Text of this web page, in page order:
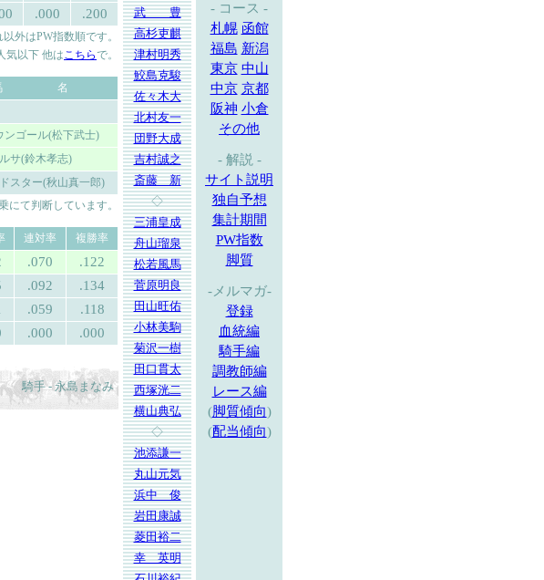
.000 .200
外はPW指数順です。
気以下 他はこちらで。
名
ンゴール(松下武士)
サ(鈴木孝志)
スター(秋山真一郎)
て判断しています。
連対率
複勝率
.070 .122
.092 .134
.059 .118
.000 .000
騎手 - 永島まなみ
武 豊
高杉吏麒
津村明秀
鮫島克駿
佐々木大
北村友一
団野大成
吉村誠之
斎藤 新
◇
三浦皇成
舟山瑠泉
松若風馬
菅原明良
田山旺佑
小林美駒
菊沢一樹
田口貫太
西塚洸二
横山典弘
◇
池添謙一
丸山元気
浜中 俊
岩田康誠
菱田裕二
幸 英明
- コース -
札幌 函館
福島 新潟
東京 中山
中京 京都
阪神 小倉
その他
- 解説 -
サイト説明
独自予想
集計期間
PW指数
脚質
-メルマガ-
登録
血統編
騎手編
調教師編
レース編
(脚質傾向)
(配当傾向)